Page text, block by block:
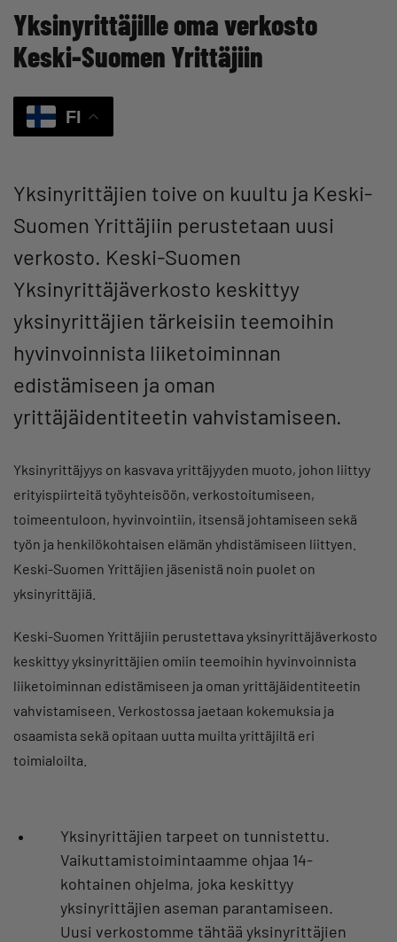
Yksinyrittäjille oma verkosto
Keski-Suomen Yrittäjiin
FI
Yksinyrittäjien toive on kuultu ja Keski-
Suomen Yrittäjiin perustetaan uusi
verkosto. Keski-Suomen
Yksinyrittäjäverkosto keskittyy
yksinyrittäjien tärkeisiin teemoihin
hyvinvoinnista liiketoiminnan
edistämiseen ja oman
yrittäjäidentiteetin vahvistamiseen.
Yksinyrittäjyys on kasvava yrittäjyyden muoto, johon liittyy
erityispiirteitä työyhteisöön, verkostoitumiseen,
toimeentuloon, hyvinvointiin, itsensä johtamiseen sekä
työn ja henkilökohtaisen elämän yhdistämiseen liittyen.
Keski-Suomen Yrittäjien jäsenistä noin puolet on
yksinyrittäjiä.
Keski-Suomen Yrittäjiin perustettava yksinyrittäjäverkosto
keskittyy yksinyrittäjien omiin teemoihin hyvinvoinnista
liiketoiminnan edistämiseen ja oman yrittäjäidentiteetin
vahvistamiseen. Verkostossa jaetaan kokemuksia ja
osaamista sekä opitaan uutta muilta yrittäjiltä eri
toimialoilta.
Yksinyrittäjien tarpeet on tunnistettu.
Vaikuttamistoimintaamme ohjaa 14-
kohtainen ohjelma, joka keskittyy
yksinyrittäjien aseman parantamiseen.
Uusi verkostomme tähtää yksinyrittäjien